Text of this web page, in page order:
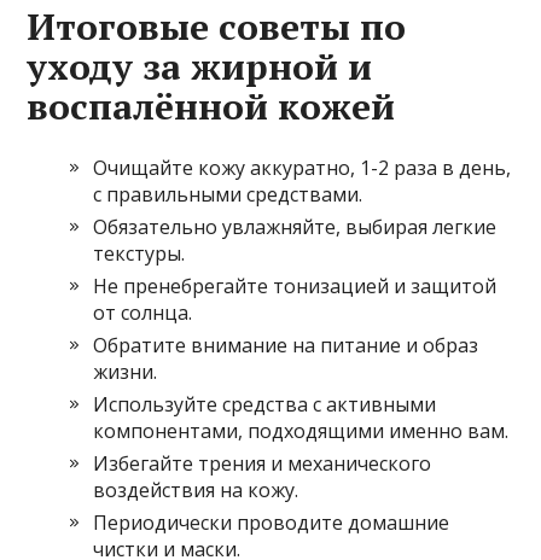
Итоговые советы по
уходу за жирной и
воспалённой кожей
Очищайте кожу аккуратно, 1-2 раза в день,
с правильными средствами.
Обязательно увлажняйте, выбирая легкие
текстуры.
Не пренебрегайте тонизацией и защитой
от солнца.
Обратите внимание на питание и образ
жизни.
Используйте средства с активными
компонентами, подходящими именно вам.
Избегайте трения и механического
воздействия на кожу.
Периодически проводите домашние
чистки и маски.